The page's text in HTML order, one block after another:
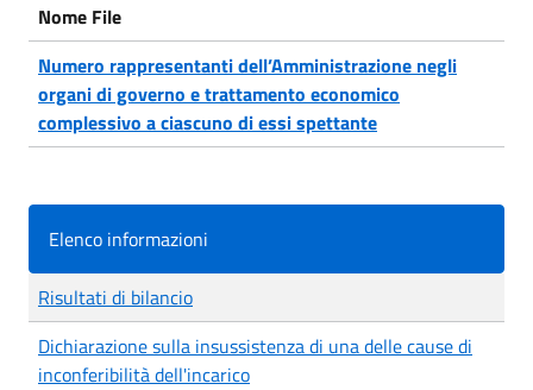
Nome File
Numero rappresentanti dell’Amministrazione negli
organi di governo e trattamento economico
complessivo a ciascuno di essi spettante
Elenco informazioni
Risultati di bilancio
Dichiarazione sulla insussistenza di una delle cause di
inconferibilità dell'incarico